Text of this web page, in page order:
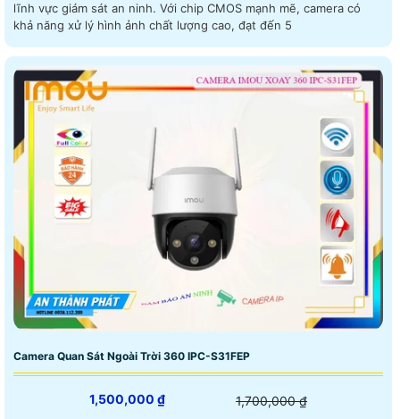
lĩnh vực giám sát an ninh. Với chip CMOS mạnh mẽ, camera có
khả năng xử lý hình ảnh chất lượng cao, đạt đến 5
Camera Quan Sát Ngoài Trời 360 IPC-S31FEP
1,500,000 ₫ 1,700,000 ₫